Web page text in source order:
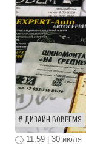
ДИЗАЙН ВОВРЕМЯ
11:59 | 30 июля